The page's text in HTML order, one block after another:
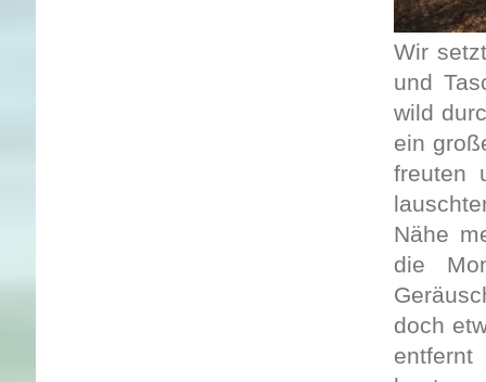
Wir
und
wild
ein
freuten
Nähe
die
doch